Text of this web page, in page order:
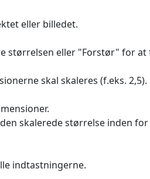
eller billedet.
størrelsen eller "Forstør" for
skal skaleres (f.eks. 2,5).
skalerede størrelse inden
indtastningerne.